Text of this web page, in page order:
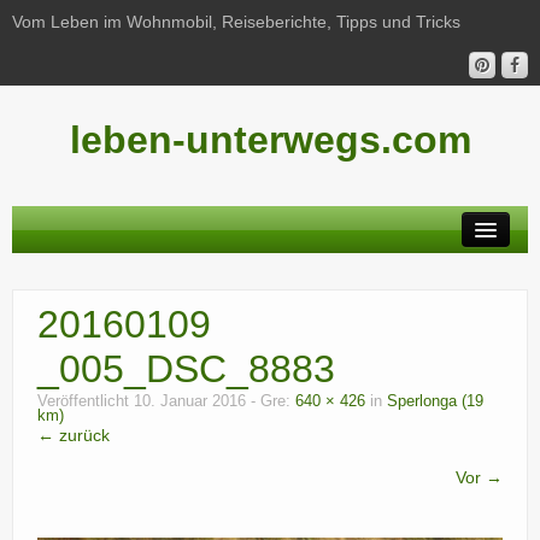
Vom Leben im Wohnmobil, Reiseberichte, Tipps und Tricks
leben-unterwegs.com
Reiseberichte
Unterwegs
Haushalt
20160109
_005_DSC_8883
Veröffentlicht 10. Januar 2016 - Gre: 640 × 426 in Sperlonga (19
km)
← zurück
Vor →